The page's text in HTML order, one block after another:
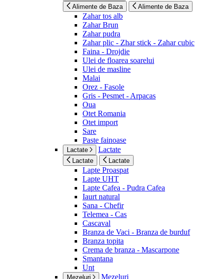
Alimente de Baza Alimente de Baza
Zahar tos alb
Zahar Brun
Zahar pudra
Zahar plic - Zhar stick - Zahar cubic
Faina - Drojdie
Ulei de floarea soarelui
Ulei de masline
Malai
Orez - Fasole
Gris - Pesmet - Arpacas
Oua
Otet Romania
Otet import
Sare
Paste fainoase
Lactate Lactate
Lactate Lactate
Lapte Proaspat
Lapte UHT
Lapte Cafea - Pudra Cafea
Iaurt natural
Sana - Chefir
Telemea - Cas
Cascaval
Branza de Vaci - Branza de burduf
Branza topita
Crema de branza - Mascarpone
Smantana
Unt
Mezeluri Mezeluri